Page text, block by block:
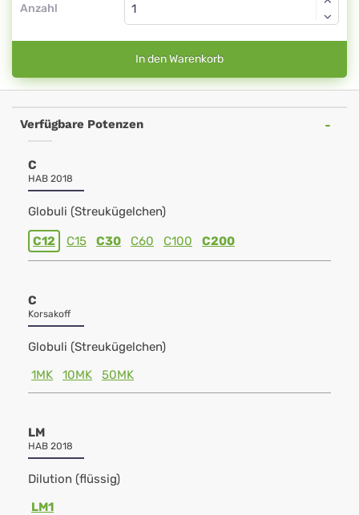
Anzahl
In den Warenkorb
Verfügbare Potenzen
C
HAB 2018
Globuli (Streukügelchen)
C12 C15 C30 C60 C100 C200
C
Korsakoff
Globuli (Streukügelchen)
1MK
10MK 50MK
LM
HAB 2018
Dilution (flüssig)
LM1